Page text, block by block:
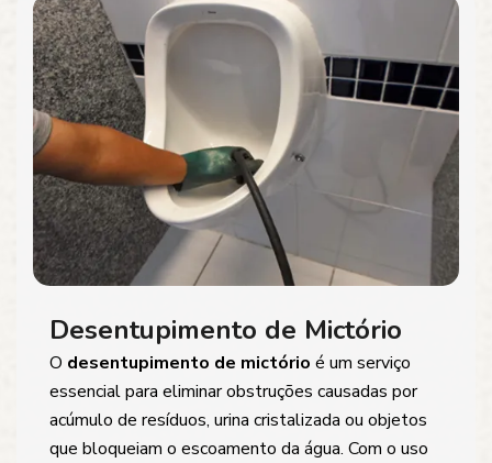
Desentupimento de Mictório
O desentupimento de mictório é um serviço
essencial para eliminar obstruções causadas por
acúmulo de resíduos, urina cristalizada ou objetos
que bloqueiam o escoamento da água. Com o uso